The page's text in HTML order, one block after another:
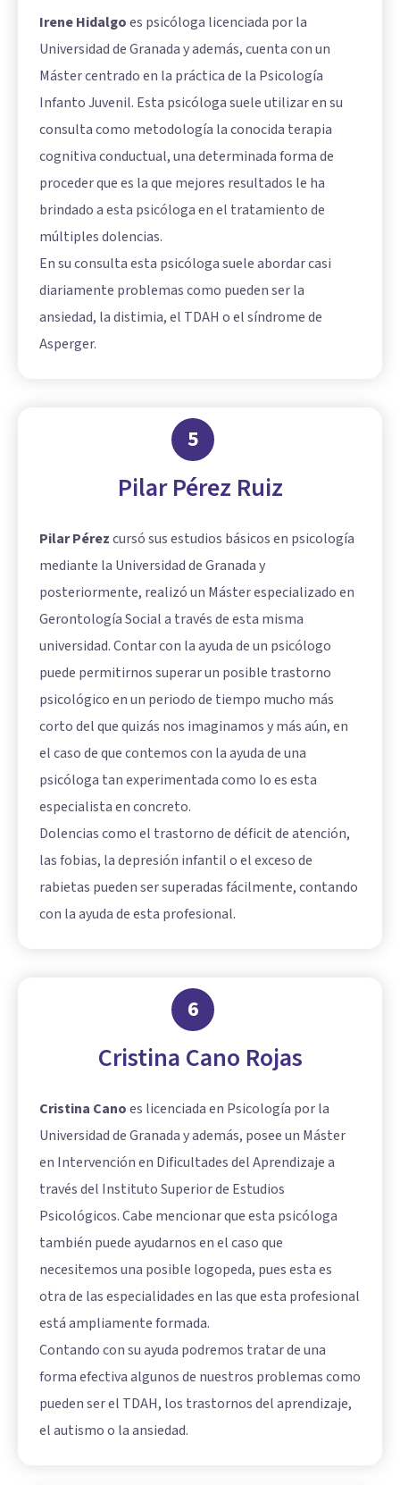
Irene Hidalgoes psicóloga licenciada por la
Universidad de Granada y además, cuenta con un
Máster centrado en la práctica de la Psicología
Infanto Juvenil. Esta psicóloga suele utilizar en su
consulta como metodología la conocida terapia
cognitiva conductual, una determinada forma de
proceder que es la que mejores resultados le ha
brindado a esta psicóloga en el tratamiento de
múltiples dolencias.
En su consulta esta psicóloga suele abordar casi
diariamente problemas como pueden ser la
ansiedad, la distimia, el TDAH o el síndrome de
Asperger.
5
Pilar Pérez Ruiz
Pilar Pérezcursó sus estudios básicos en psicología
mediante la Universidad de Granada y
posteriormente, realizó un Máster especializado en
Gerontología Social a través de esta misma
universidad. Contar con la ayuda de un psicólogo
puede permitirnos superar un posible trastorno
psicológico en un periodo de tiempo mucho más
corto del que quizás nos imaginamos y más aún, en
el caso de que contemos con la ayuda de una
psicóloga tan experimentada como lo es esta
especialista en concreto.
Dolencias como el trastorno de déficit de atención,
las fobias, la depresión infantil o el exceso de
rabietas pueden ser superadas fácilmente, contando
con la ayuda de esta profesional.
6
Cristina Cano Rojas
Cristina Canoes licenciada en Psicología por la
Universidad de Granada y además, posee un Máster
en Intervención en Dificultades del Aprendizaje a
través del Instituto Superior de Estudios
Psicológicos. Cabe mencionar que esta psicóloga
también puede ayudarnos en el caso que
necesitemos una posible logopeda, pues esta es
otra de las especialidades en las que esta profesional
está ampliamente formada.
Contando con su ayuda podremos tratar de una
forma efectiva algunos de nuestros problemas como
pueden ser el TDAH, los trastornos del aprendizaje,
el autismo o la ansiedad.